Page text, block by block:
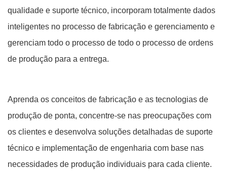
qualidade e suporte técnico, incorporam totalmente dados
inteligentes no processo de fabricação e gerenciamento e
gerenciam todo o processo de todo o processo de ordens
de produção para a entrega.
Aprenda os conceitos de fabricação e as tecnologias de
produção de ponta, concentre-se nas preocupações com
os clientes e desenvolva soluções detalhadas de suporte
técnico e implementação de engenharia com base nas
necessidades de produção individuais para cada cliente.